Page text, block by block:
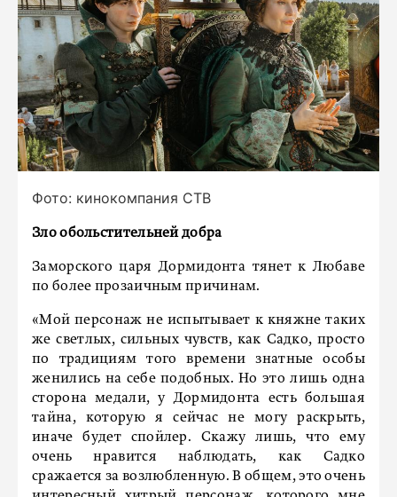
Фото: кинокомпания СТВ
Зло обольстительней добра
Заморского царя Дормидонта тянет к Любаве
по более прозаичным причинам.
«Мой персонаж не испытывает к княжне таких
же светлых, сильных чувств, как Садко, просто
по традициям того времени знатные особы
женились на себе подобных. Но это лишь одна
сторона медали, у Дормидонта есть большая
тайна, которую я сейчас не могу раскрыть,
иначе будет спойлер. Скажу лишь, что ему
очень нравится наблюдать, как Садко
сражается за возлюбленную. В общем, это очень